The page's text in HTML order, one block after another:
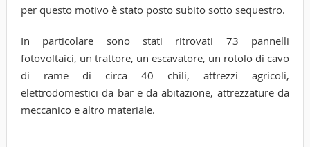
per questo motivo è stato posto subito sotto sequestro.
In particolare sono stati ritrovati 73 pannelli
fotovoltaici, un trattore, un escavatore, un rotolo di cavo
di rame di circa 40 chili, attrezzi agricoli,
elettrodomestici da bar e da abitazione, attrezzature da
meccanico e altro materiale.